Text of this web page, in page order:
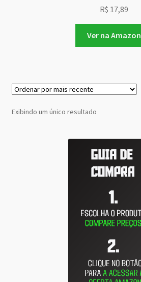
R$ 17,89
Ver na Amazon
Exibindo um único resultado